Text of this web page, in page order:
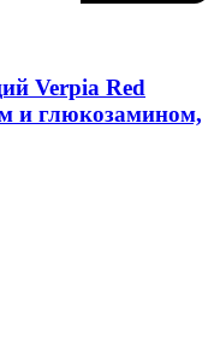
Verpia Red
и глюкозамином,